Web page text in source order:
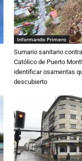
Informando Primero
Sumario sanitario
Católico de Puerto
identificar osamentas
descubierto